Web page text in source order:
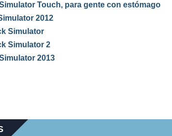
Touch, para gente con estómago
2012
Simulator
Simulator 2
2013